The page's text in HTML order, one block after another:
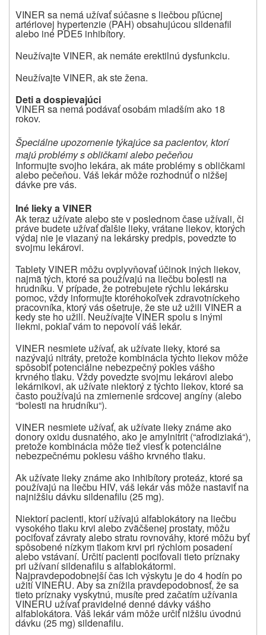
VINER sa nemá užívať súčasne s liečbou pľúcnej
artériovej hypertenzie (PAH) obsahujúcou sildenafil
alebo iné PDE5 inhibítory.
Neužívajte VINER, ak nemáte erektilnú dysfunkciu.
Neužívajte VINER, ak ste žena.
Deti a dospievajúci
VINER sa nemá podávať osobám mladším ako 18
rokov.
Špeciálne upozornenie týkajúce sa pacientov, ktorí
majú problémy s obličkami alebo pečeňou
Informujte svojho lekára, ak máte problémy s obličkami
alebo pečeňou. Váš lekár môže rozhodnúť o nižšej
dávke pre vás.
Iné lieky a VINER
Ak teraz užívate alebo ste v poslednom čase užívali, či
práve budete užívať ďalšie lieky, vrátane liekov, ktorých
výdaj nie je viazaný na lekársky predpis, povedzte to
svojmu lekárovi.
Tablety VINER môžu ovplyvňovať účinok iných liekov,
najmä tých, ktoré sa používajú na liečbu bolesti na
hrudníku. V prípade, že potrebujete rýchlu lekársku
pomoc, vždy informujte ktoréhokoľvek zdravotníckeho
pracovníka, ktorý vás ošetruje, že ste už užili VINER a
kedy ste ho užili. Neužívajte VINER spolu s inými
liekmi, pokiaľ vám to nepovolí váš lekár.
VINER nesmiete užívať, ak užívate lieky, ktoré sa
nazývajú nitráty, pretože kombinácia týchto liekov môže
spôsobiť potenciálne nebezpečný pokles vášho
krvného tlaku. Vždy povedzte svojmu lekárovi alebo
lekárnikovi, ak užívate niektorý z týchto liekov, ktoré sa
často používajú na zmiernenie srdcovej angíny (alebo
“bolesti na hrudníku“).
VINER nesmiete užívať, ak užívate lieky známe ako
donory oxidu dusnatého, ako je amylnitrit (“afrodiziaká“),
pretože kombinácia môže tiež viesť k potenciálne
nebezpečnému poklesu vášho krvného tlaku.
Ak užívate lieky známe ako inhibítory proteáz, ktoré sa
používajú na liečbu HIV, váš lekár vás môže nastaviť na
najnižšiu dávku sildenafilu (25 mg).
Niektorí pacienti, ktorí užívajú alfablokátory na liečbu
vysokého tlaku krvi alebo zväčšenej prostaty, môžu
pociťovať závraty alebo stratu rovnováhy, ktoré môžu byť
spôsobené nízkym tlakom krvi pri rýchlom posadení
alebo vstávaní. Určití pacienti pociťovali tieto príznaky
pri užívaní sildenafilu s alfablokátormi.
Najpravdepodobnejší čas ich výskytu je do 4 hodín po
užití VINERU. Aby sa znížila pravdepodobnosť, že sa
tieto príznaky vyskytnú, musíte pred začatím užívania
VINERU užívať pravidelné denné dávky vášho
alfablokátora. Váš lekár vám môže určiť nižšiu úvodnú
dávku (25 mg) sildenafilu.